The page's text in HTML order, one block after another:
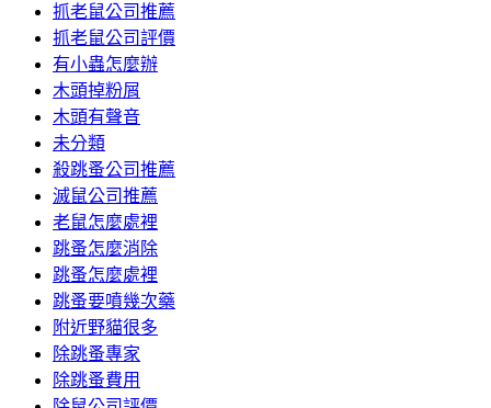
抓老鼠公司推薦
抓老鼠公司評價
有小蟲怎麼辦
木頭掉粉屑
木頭有聲音
未分類
殺跳蚤公司推薦
滅鼠公司推薦
老鼠怎麼處裡
跳蚤怎麼消除
跳蚤怎麼處裡
跳蚤要噴幾次藥
附近野貓很多
除跳蚤專家
除跳蚤費用